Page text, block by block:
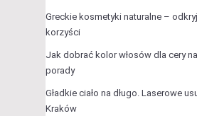
Greckie kosmetyki naturalne –
korzyści
Jak dobrać kolor włosów dla cery
porady
Gładkie ciało na długo. Laserowe
Kraków